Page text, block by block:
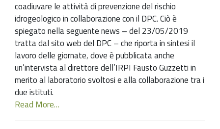
coadiuvare le attività di prevenzione del rischio
idrogeologico in collaborazione con il DPC. Ciò è
spiegato nella seguente news – del 23/05/2019
tratta dal sito web del DPC – che riporta in sintesi il
lavoro delle giornate, dove è pubblicata anche
un’intervista al direttore dell’IRPI Fausto Guzzetti in
merito al laboratorio svoltosi e alla collaborazione tra i
due istituti.
Read More…